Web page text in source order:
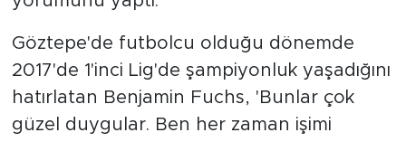
Göztepe'de futbolcu olduğu dönemde
2017'de 1'inci Lig'de şampiyonluk yaşadığını
hatırlatan Benjamin Fuchs, 'Bunlar çok
güzel duygular. Ben her zaman işimi